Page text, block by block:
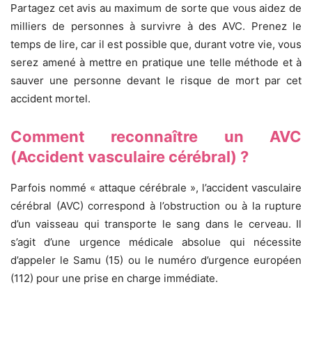
Partagez cet avis au maximum de sorte que vous aidez de
milliers de personnes à survivre à des AVC. Prenez le
temps de lire, car il est possible que, durant votre vie, vous
serez amené à mettre en pratique une telle méthode et à
sauver une personne devant le risque de mort par cet
accident mortel.
Comment reconnaître un AVC
(Accident vasculaire cérébral) ?
Parfois nommé « attaque cérébrale », l’accident vasculaire
cérébral (AVC) correspond à l’obstruction ou à la rupture
d’un vaisseau qui transporte le sang dans le cerveau. Il
s’agit d’une urgence médicale absolue qui nécessite
d’appeler le Samu (15) ou le numéro d’urgence européen
(112) pour une prise en charge immédiate.